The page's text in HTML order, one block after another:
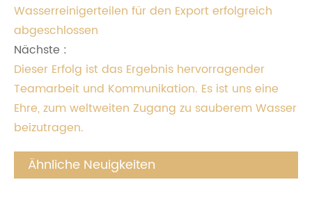
Wasserreinigerteilen für den Export erfolgreich
abgeschlossen
Nächste :
Dieser Erfolg ist das Ergebnis hervorragender
Teamarbeit und Kommunikation. Es ist uns eine
Ehre, zum weltweiten Zugang zu sauberem Wasser
beizutragen.
Ähnliche Neuigkeiten